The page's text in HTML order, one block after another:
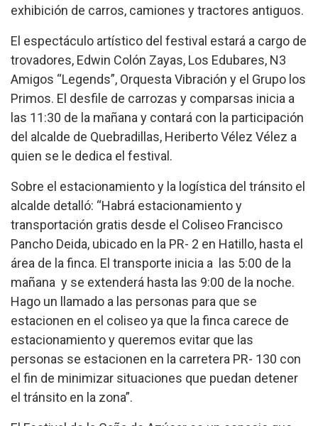
exhibición de carros, camiones y tractores antiguos.
El espectáculo artístico del festival estará a cargo de
trovadores, Edwin Colón Zayas, Los Edubares, N3
Amigos “Legends”, Orquesta Vibración y el Grupo los
Primos. El desfile de carrozas y comparsas inicia a
las 11:30 de la mañana y contará con la participación
del alcalde de Quebradillas, Heriberto Vélez Vélez a
quien se le dedica el festival.
Sobre el estacionamiento y la logística del tránsito el
alcalde detalló: “Habrá estacionamiento y
transportación gratis desde el Coliseo Francisco
Pancho Deida, ubicado en la PR- 2 en Hatillo, hasta el
área de la finca. El transporte inicia a las 5:00 de la
mañana y se extenderá hasta las 9:00 de la noche.
Hago un llamado a las personas para que se
estacionen en el coliseo ya que la finca carece de
estacionamiento y queremos evitar que las
personas se estacionen en la carretera PR- 130 con
el fin de minimizar situaciones que puedan detener
el tránsito en la zona”.